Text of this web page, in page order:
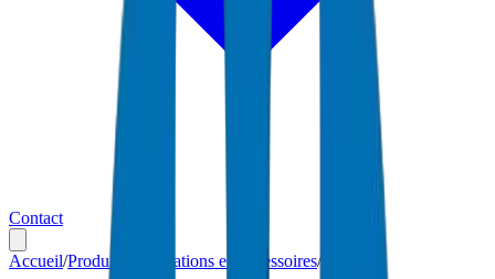
Contact
Accueil/Produits Fabrications et Accessoires/